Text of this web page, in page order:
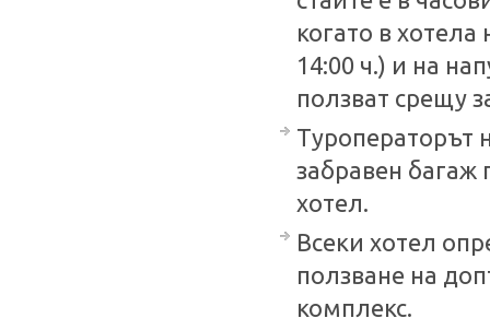
когато в
14:00 ч.) и на
ползват срещу
Туроператорът
забравен багаж
хотел.
Всеки хотел
ползване на
комплекс.